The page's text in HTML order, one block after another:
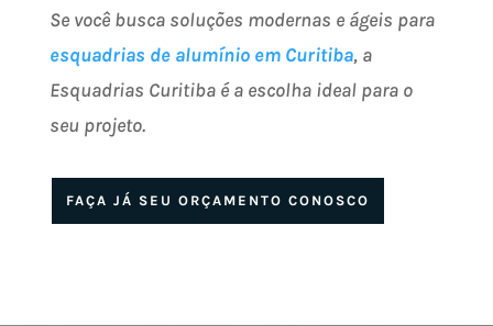
Se você busca soluções modernas e ágeis para
esquadrias de alumínio em Curitiba, a
Esquadrias Curitiba é a escolha ideal para o
seu projeto.
FAÇA JÁ SEU ORÇAMENTO CONOSCO